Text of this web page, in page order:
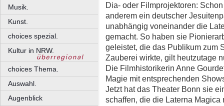
Musik.
Kunst.
choices spezial.
Kultur in NRW.
choices Thema.
Auswahl.
Augenblick
Dia- oder Filmprojektoren:
anderem ein deutscher
unabhängig voneinander die
gemacht. So haben sie
geleistet, die das Publikum zum
Zauberei wirkte, gilt heutzutage
Die Filmhistorikerin Anne
Magie mit entsprechenden
Jetzt hat das Theater Bonn sie
schaffen, die die Laterna